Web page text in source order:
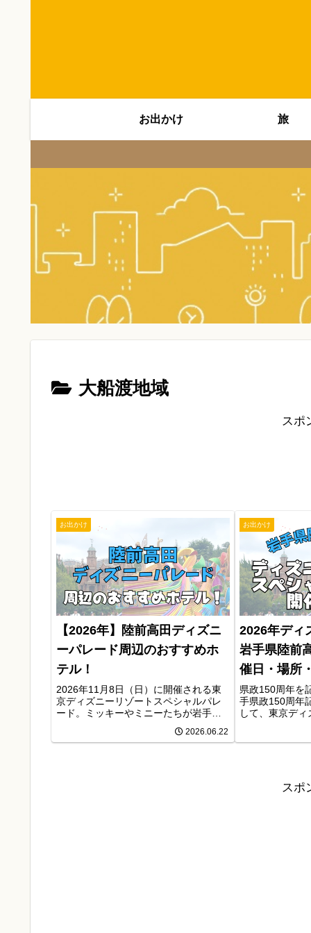
お出かけ 旅
大船渡地域
スポ
お出かけ
【2026年】陸前高田ディズニ
ーパレード周辺のおすすめホ
テル！
2026年11月8日（日）に開催される東
京ディズニーリゾートスペシャルパレ
ード。ミッキーやミニーたちが岩手県
くの来場者が予想されています。現時
2026.06.22
お出かけ
2026年ディ
岩手県陸前
催日・場所
県政150周年を
手県政150周年
して、東京ディ
催されること
バスの展示や
飛行も予定さ
スポ